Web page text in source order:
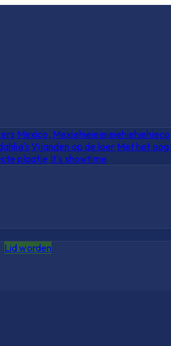
Mexico, Mexiehieieieieiehiehiehieco
Vijanden op de loer Met het
plaatje It's showtime
Lid worden